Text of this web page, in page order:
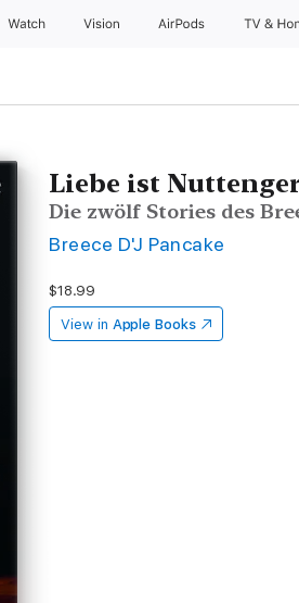
Watch Vision AirPods TV &
Liebe ist
Die zwölf Stories des
Breece D'J Pancake
$18.99
View in Apple Books